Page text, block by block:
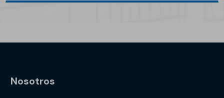
Nosotros